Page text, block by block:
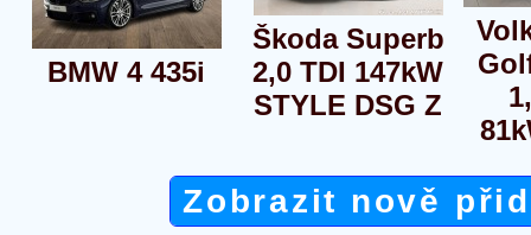
BMW 4 435i
Škoda Superb
2,0 TDI 147kW
STYLE DSG Z
Zobrazit nově